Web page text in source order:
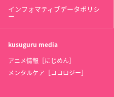
インフォマティブデータポリシ
ー
kusuguru media
アニメ情報［にじめん］
メンタルケア［ココロジー］